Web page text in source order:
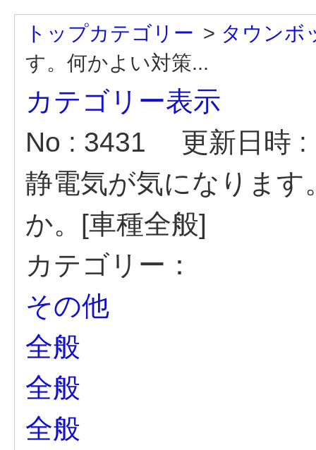
トップカテゴリー > タウンボ
す。何かよい対策...
カテゴリー表示
No : 3431
更新日時
静電気が気になりま
か。[車種全般]
カテゴリー：
その他
全般
全般
全般